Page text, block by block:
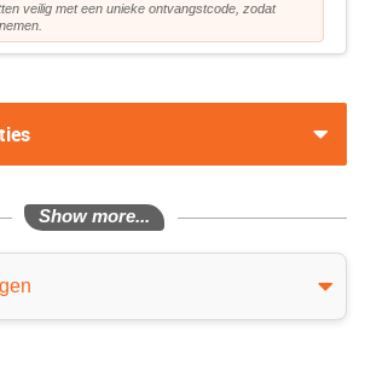
veilig met een unieke ontvangstcode, zodat
Show more...